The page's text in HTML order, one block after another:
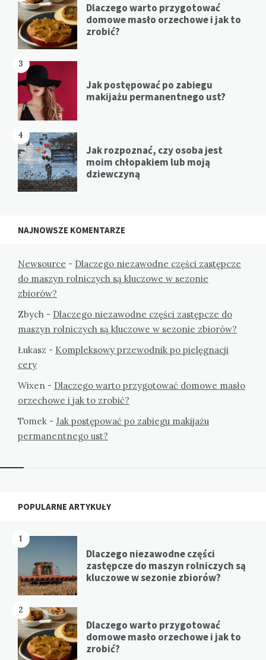
Dlaczego warto przygotować
domowe masło orzechowe i jak to
zrobić?
3
Jak postępować po zabiegu
makijażu permanentnego ust?
4
Jak rozpoznać, czy osoba jest
moim chłopakiem lub moją
dziewczyną
NAJNOWSZE KOMENTARZE
Newsource - Dlaczego niezawodne części zastępcze
do maszyn rolniczych są kluczowe w sezonie
zbiorów?
Zbych - Dlaczego niezawodne części zastępcze do
maszyn rolniczych są kluczowe w sezonie zbiorów?
Łukasz - Kompleksowy przewodnik po pielęgnacji
cery
Wixen - Dlaczego warto przygotować domowe masło
orzechowe i jak to zrobić?
Tomek - Jak postępować po zabiegu makijażu
permanentnego ust?
Widgets
POPULARNE ARTYKUŁY
1
Dlaczego niezawodne części
zastępcze do maszyn rolniczych są
kluczowe w sezonie zbiorów?
2
Dlaczego warto przygotować
domowe masło orzechowe i jak to
zrobić?